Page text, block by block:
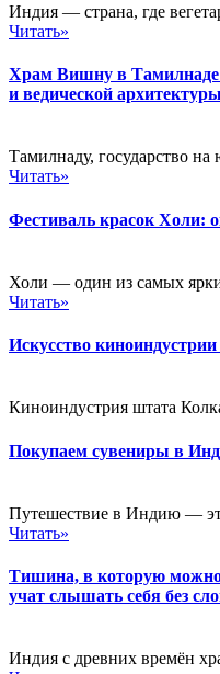
Индия — страна, где
Читать»
Храм Вишну в Тамилнаде:
и ведической архитектуры
Тамилнаду, государство
Читать»
Фестиваль красок Холи:
Холи — один из самых
Читать»
Искусство
Киноиндустрия штата
Покупаем сувениры в
Путешествие в Индию —
Читать»
Тишина, в которую
учат слышать себя без
Индия с древних времён